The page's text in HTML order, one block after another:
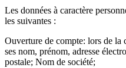
Les données à caractère
les suivantes :
Ouverture de compte: lors de la
ses nom, prénom, adresse
postale; Nom de société;